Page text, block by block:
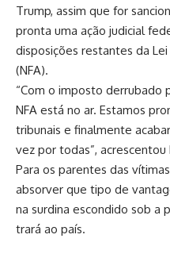
Trump, assim que for
pronta uma ação judicial
disposições restantes da
(NFA).
“Com o imposto derrubado
NFA está no ar. Estamos
tribunais e finalmente
vez por todas”, acrescentou
Para os parentes das
absorver que tipo de
na surdina escondido sob a
trará ao país.